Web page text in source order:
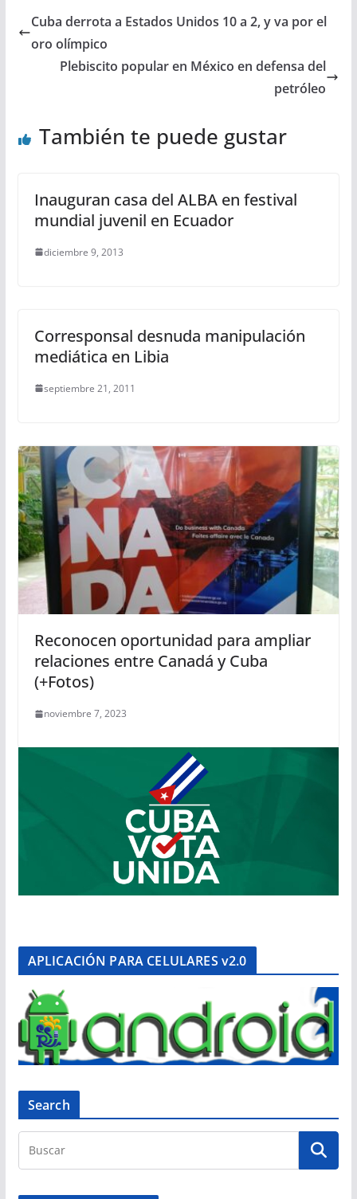
Cuba derrota a Estados Unidos 10 a 2, y va por el
oro olímpico
Plebiscito popular en México en defensa del
petróleo
También te puede gustar
Inauguran casa del ALBA en festival
mundial juvenil en Ecuador
diciembre 9, 2013
Corresponsal desnuda manipulación
mediática en Libia
septiembre 21, 2011
Reconocen oportunidad para ampliar
relaciones entre Canadá y Cuba
(+Fotos)
noviembre 7, 2023
APLICACIÓN PARA CELULARES v2.0
Search